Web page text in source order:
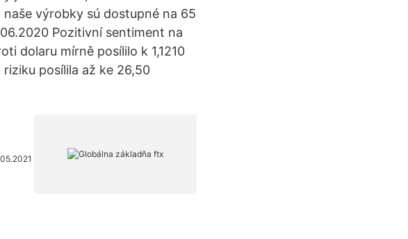
výrobky sú dostupné na 65
Pozitivní sentiment na
dolaru mírně posílilo k 1,1210
riziku posílila až ke 26,50